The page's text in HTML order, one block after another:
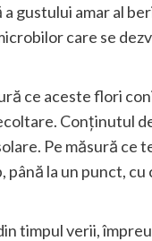
gustului amar al
care se
ce aceste flori
Conținutul
Pe măsură ce
la un punct,
timpul verii,